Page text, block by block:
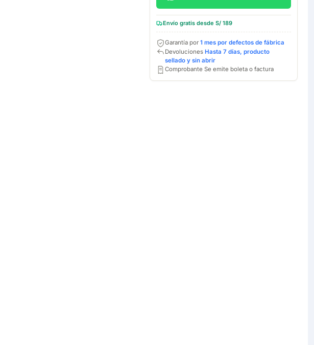
Envío gratis desde S/ 189
Garantía por 1 mes por defectos de fábrica
Devoluciones Hasta 7 días, producto
sellado y sin abrir
Comprobante Se emite boleta o factura